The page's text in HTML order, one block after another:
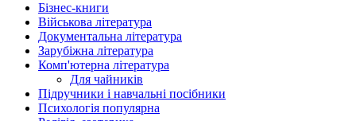
Бізнес-книги
Військова література
Документальна література
Зарубіжна література
Комп'ютерна література
Для чайників
Підручники і навчальні посібники
Психологія популярна